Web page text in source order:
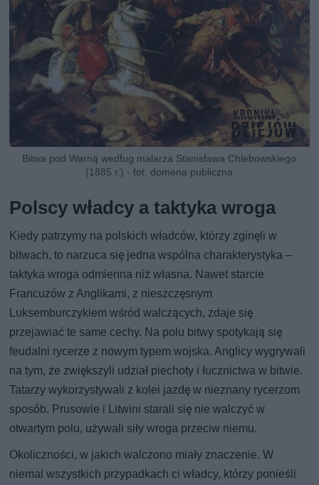
Bitwa pod Warną według malarza Stanisława Chlebowskiego
(1885 r.) - fot. domena publiczna
Polscy władcy a taktyka wroga
Kiedy patrzymy na polskich władców, którzy zginęli w
bitwach, to narzuca się jedna wspólna charakterystyka –
taktyka wroga odmienna niż własna. Nawet starcie
Francuzów z Anglikami, z nieszczęsnym
Luksemburczykiem wśród walczących, zdaje się
przejawiać te same cechy. Na polu bitwy spotykają się
feudalni rycerze z nowym typem wojska. Anglicy wygrywali
na tym, że zwiększyli udział piechoty i łucznictwa w bitwie.
Tatarzy wykorzystywali z kolei jazdę w nieznany rycerzom
sposób. Prusowie i Litwini starali się nie walczyć w
otwartym polu, używali siły wroga przeciw niemu.
Okoliczności, w jakich walczono miały znaczenie. W
niemal wszystkich przypadkach ci władcy, którzy ponieśli